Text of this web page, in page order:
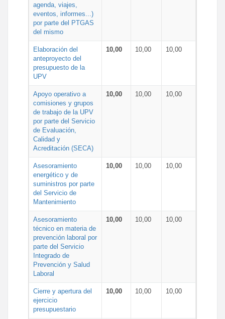
agenda, viajes,
eventos, informes...)
por parte del PTGAS
del mismo
Elaboración del
anteproyecto del
presupuesto de la
UPV
10,00 10,00 10,00
Apoyo operativo a
comisiones y grupos
de trabajo de la UPV
por parte del Servicio
de Evaluación,
Calidad y
Acreditación (SECA)
10,00 10,00 10,00
Asesoramiento
energético y de
suministros por parte
del Servicio de
Mantenimiento
10,00 10,00 10,00
Asesoramiento
técnico en materia de
prevención laboral por
parte del Servicio
Integrado de
Prevención y Salud
Laboral
10,00 10,00 10,00
Cierre y apertura del
ejercicio
presupuestario
10,00 10,00 10,00